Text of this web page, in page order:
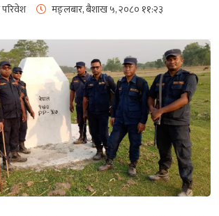
मङ्लबार, बैशाख ५, २०८० ११:२३